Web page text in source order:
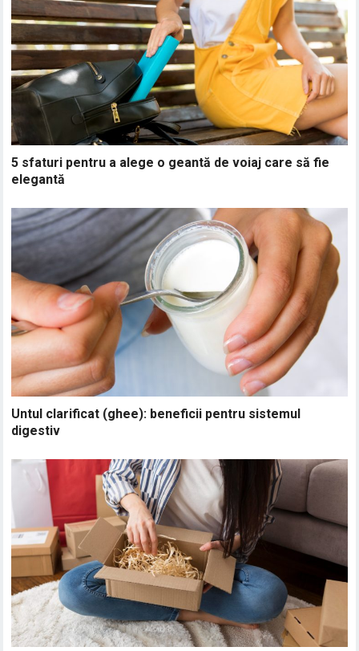
5 sfaturi pentru a alege o geantă de voiaj care să fie
elegantă
Untul clarificat (ghee): beneficii pentru sistemul
digestiv